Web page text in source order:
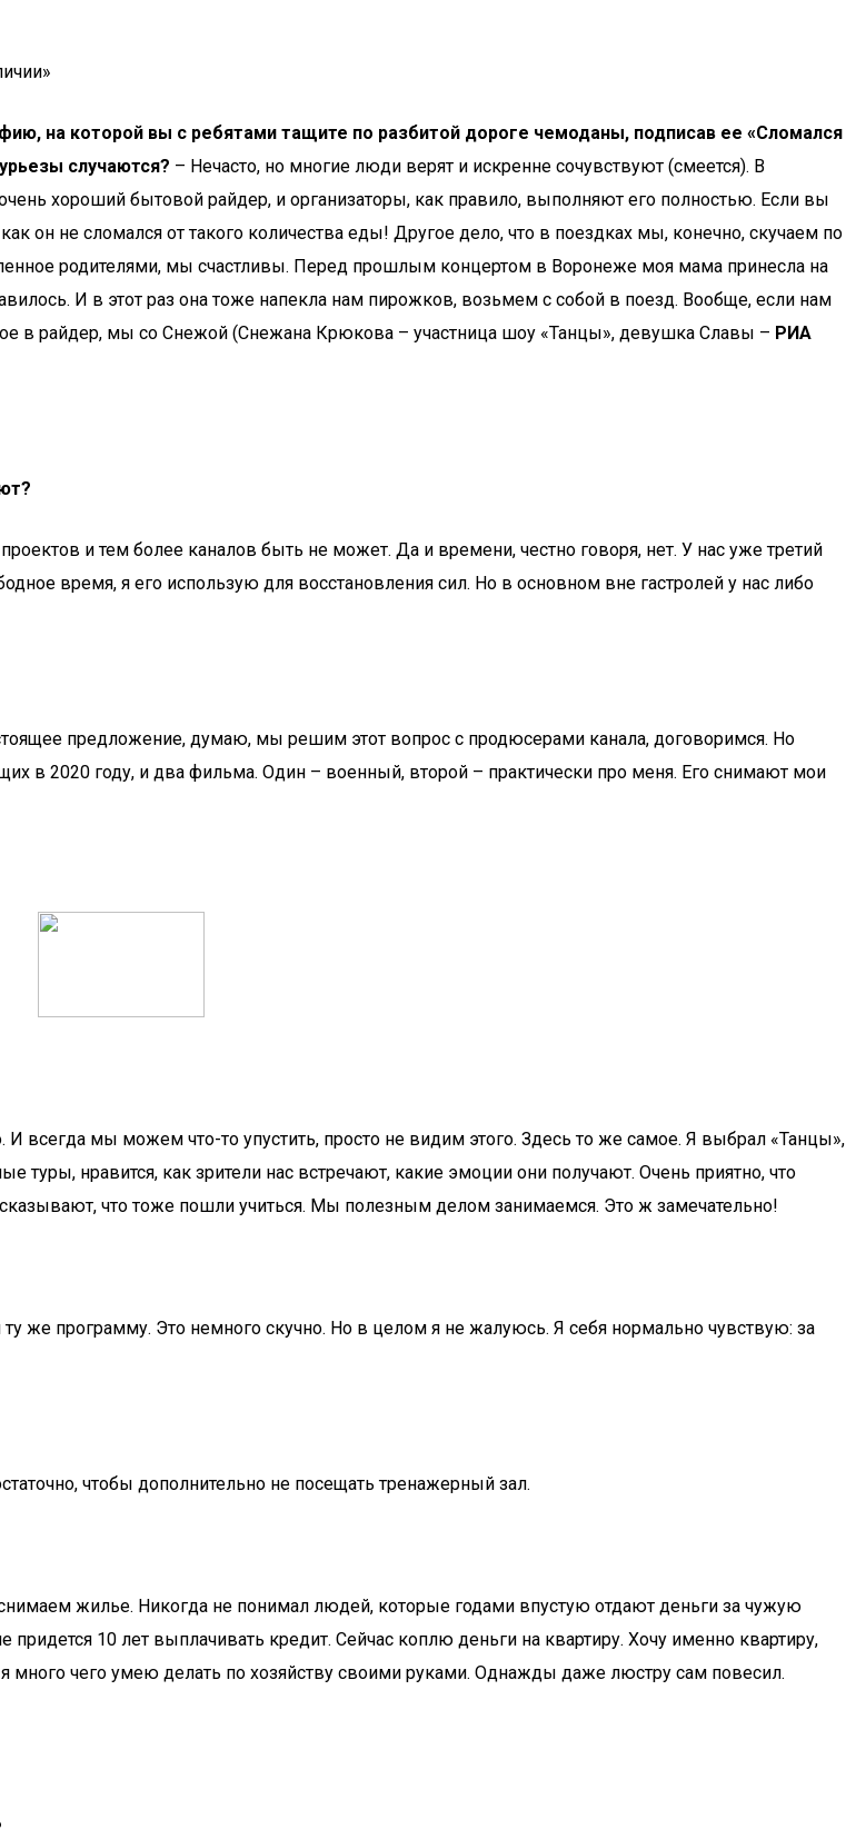
на которой вы с ребятами тащите по разбитой дороге чемоданы, подписав ее «Сломался
случаются? – Нечасто, но многие люди верят и искренне сочувствуют (смеется). В
хороший бытовой райдер, и организаторы, как правило, выполняют его полностью. Если вы
он не сломался от такого количества еды! Другое дело, что в поездках мы, конечно, скучаем по
родителями, мы счастливы. Перед прошлым концертом в Воронеже моя мама принесла на
И в этот раз она тоже напекла нам пирожков, возьмем с собой в поезд. Вообще, если нам
в райдер, мы со Снежой (Снежана Крюкова – участница шоу «Танцы», девушка Славы – РИА
и тем более каналов быть не может. Да и времени, честно говоря, нет. У нас уже третий
время, я его использую для восстановления сил. Но в основном вне гастролей у нас либо
предложение, думаю, мы решим этот вопрос с продюсерами канала, договоримся. Но
в 2020 году, и два фильма. Один – военный, второй – практически про меня. Его снимают мои
мы можем что-то упустить, просто не видим этого. Здесь то же самое. Я выбрал «Танцы»,
туры, нравится, как зрители нас встречают, какие эмоции они получают. Очень приятно, что
что тоже пошли учиться. Мы полезным делом занимаемся. Это ж замечательно!
же программу. Это немного скучно. Но в целом я не жалуюсь. Я себя нормально чувствую: за
чтобы дополнительно не посещать тренажерный зал.
жилье. Никогда не понимал людей, которые годами впустую отдают деньги за чужую
10 лет выплачивать кредит. Сейчас коплю деньги на квартиру. Хочу именно квартиру,
много чего умею делать по хозяйству своими руками. Однажды даже люстру сам повесил.